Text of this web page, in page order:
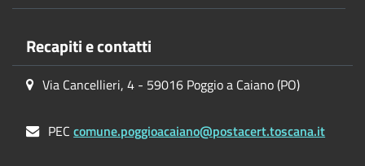
Recapiti e contatti
Via Cancellieri, 4 - 59016 Poggio a Caiano (PO)
PECcomune.poggioacaiano@postacert.toscana.it